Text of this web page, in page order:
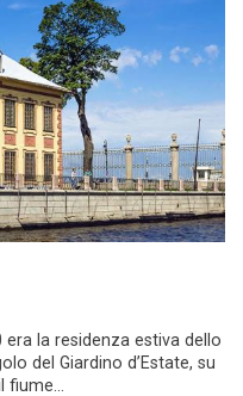
era la residenza estiva dello
del Giardino d’Estate, su